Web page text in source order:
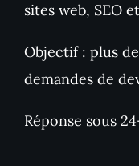
sites web, SEO
Objectif : plus
demandes de
Réponse sous